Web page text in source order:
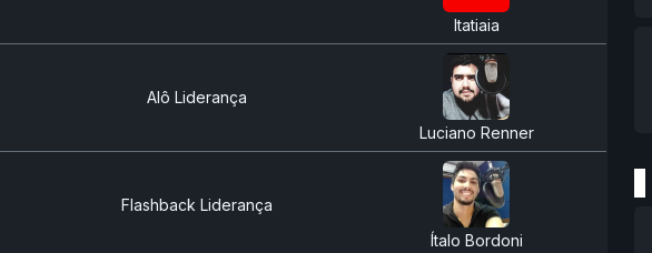
Itatiaia
Alô Liderança
Luciano Renner
Flashback Liderança
Ítalo Bordoni